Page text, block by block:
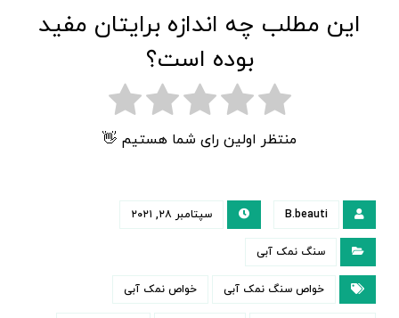
این مطلب چه اندازه برایتان مفید
بوده است؟
منتظر اولین رای شما هستیم 👋
B.beauti سپتامبر ۲۸, ۲۰۲۱
سنگ نمک آبی
خواص سنگ نمک آبی خواص نمک آبی